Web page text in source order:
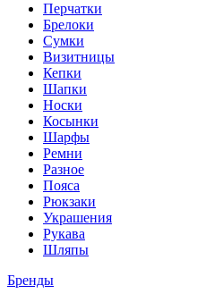
Перчатки
Брелоки
Сумки
Визитницы
Кепки
Шапки
Носки
Косынки
Шарфы
Ремни
Разное
Пояса
Рюкзаки
Украшения
Рукава
Шляпы
Бренды